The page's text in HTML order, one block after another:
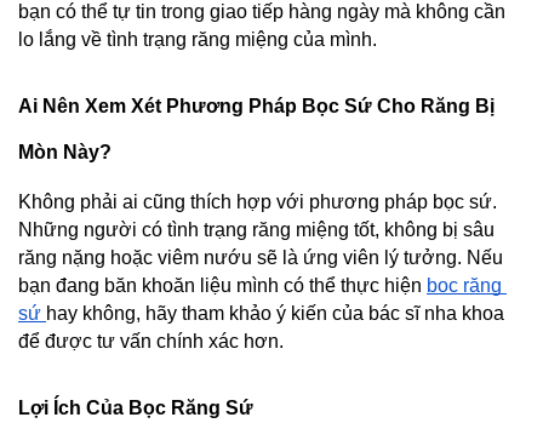
bạn có thể tự tin trong giao tiếp hàng ngày mà không cần
lo lắng về tình trạng răng miệng của mình.
Ai Nên Xem Xét Phương Pháp Bọc Sứ Cho Răng Bị
Mòn Này?
Không phải ai cũng thích hợp với phương pháp bọc sứ.
Những người có tình trạng răng miệng tốt, không bị sâu
răng nặng hoặc viêm nướu sẽ là ứng viên lý tưởng. Nếu
bạn đang băn khoăn liệu mình có thể thực hiện bọc răng
sứ hay không, hãy tham khảo ý kiến của bác sĩ nha khoa
để được tư vấn chính xác hơn.
Lợi Ích Của Bọc Răng Sứ